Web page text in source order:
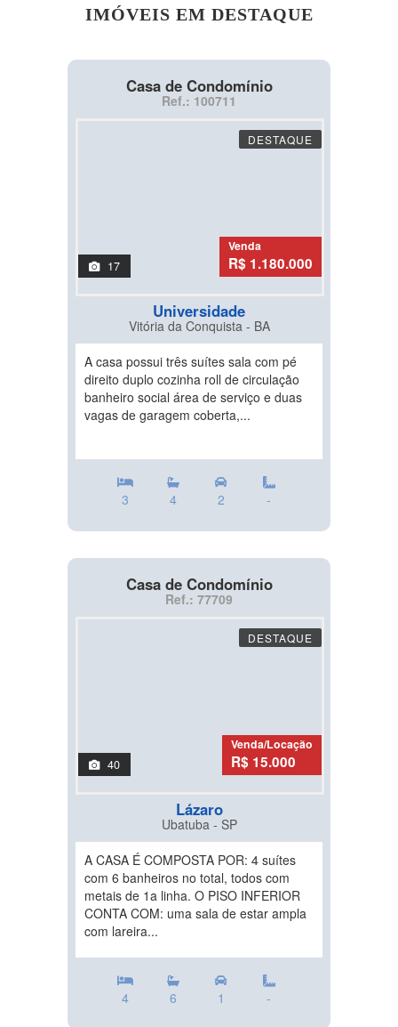
IMÓVEIS EM DESTAQUE
Casa de Condomínio
Ref.: 100711
DESTAQUE
17
Venda
R$ 1.180.000
Universidade
Vitória da Conquista - BA
A casa possui três suítes sala com pé
direito duplo cozinha roll de circulação
banheiro social área de serviço e duas
vagas de garagem coberta,...
3 4 2 -
Casa de Condomínio
Ref.: 77709
DESTAQUE
40
Venda/Locação
R$ 15.000
Lázaro
Ubatuba - SP
A CASA É COMPOSTA POR: 4 suítes
com 6 banheiros no total, todos com
metais de 1a linha. O PISO INFERIOR
CONTA COM: uma sala de estar ampla
com lareira...
4 6 1 -